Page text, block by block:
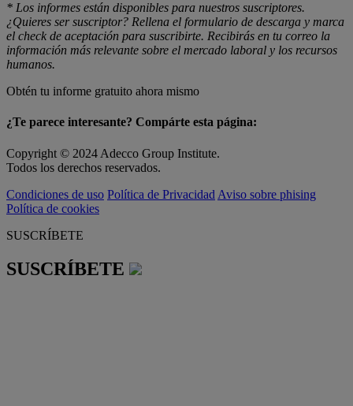
* Los informes están disponibles para nuestros suscriptores.
¿Quieres ser suscriptor? Rellena el formulario de descarga y marca
el check de aceptación para suscribirte. Recibirás en tu correo la
información más relevante sobre el mercado laboral y los recursos
humanos.
Obtén tu informe gratuito ahora mismo
¿Te parece interesante? Compárte esta página:
Copyright © 2024 Adecco Group Institute.
Todos los derechos reservados.
Condiciones de uso Política de Privacidad Aviso sobre phising
Política de cookies
SUSCRÍBETE
SUSCRÍBETE